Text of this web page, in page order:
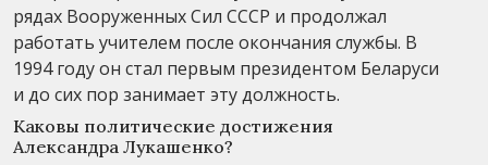
рядах Вооруженных Сил СССР и продолжал
работать учителем после окончания службы. В
1994 году он стал первым президентом Беларуси
и до сих пор занимает эту должность.
Каковы политические достижения
Александра Лукашенко?